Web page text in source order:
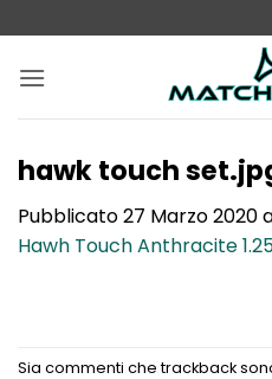
ai
contenuti
hawk touch
Pubblicato27 Marzo 2020
Hawh Touch Anthracite
Sia commenti che trackback